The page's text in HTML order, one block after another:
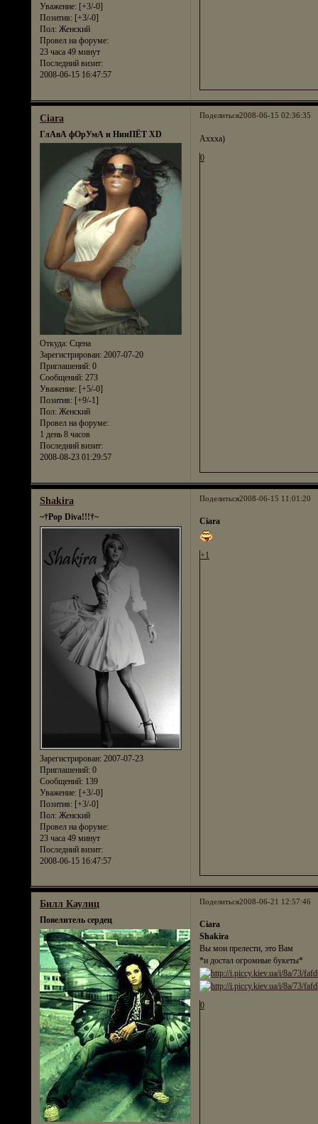
Уважение: [+3/-0]
Позитив: [+3/-0]
Пол:Женский
Провел на форуме:
23 часа 49 минут
Последний визит:
2008-06-15 16:47:57
Поделиться2008-06-15 02:36:35
Ciara
ГлАвА фОрУмА и НииПЁТ XD
Откуда:Сцена
Зарегистрирован: 2007-07-20
Приглашений:0
Сообщений:273
Уважение: [+5/-0]
Позитив: [+9/-1]
Пол:Женский
Провел на форуме:
1 день 8 часов
Последний визит:
2008-08-23 01:29:57
Аххха)
0
Поделиться2008-06-15 11:01:20
Shakira
~†Pop Diva!!!†~
Зарегистрирован: 2007-07-23
Приглашений:0
Сообщений:139
Уважение: [+3/-0]
Позитив: [+3/-0]
Пол:Женский
Провел на форуме:
23 часа 49 минут
Последний визит:
2008-06-15 16:47:57
Ciara
+1
Поделиться2008-06-21 12:57:46
Билл Каулиц
Повелитель сердец
Ciara
Shakira
Вы мои прелести, это Вам
*и достал огромные букеты*
0